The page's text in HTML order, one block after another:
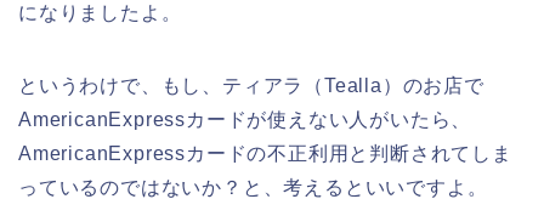
になりましたよ。
というわけで、もし、ティアラ（Tealla）のお店で
AmericanExpressカードが使えない人がいたら、
AmericanExpressカードの不正利用と判断されてしま
っているのではないか？と、考えるといいですよ。